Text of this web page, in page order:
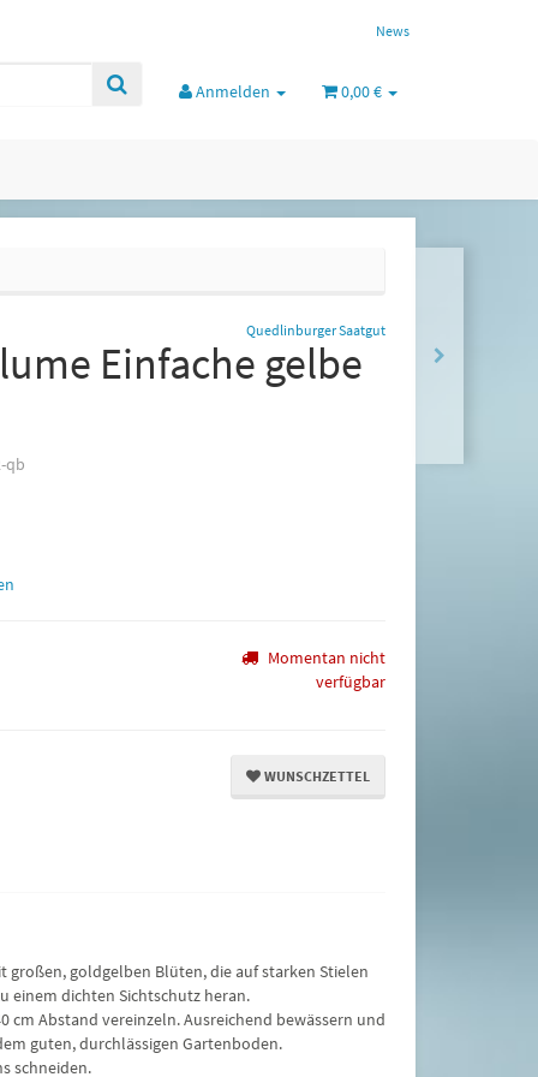
News
Anmelden 0,00 €
Quedlinburger Saatgut
Einfache gelbe
qb
Momentan nicht
verfügbar
WUNSCHZETTEL
großen, goldgelben Blüten, die auf starken Stielen
einem dichten Sichtschutz heran.
cm Abstand vereinzeln. Ausreichend bewässern und
guten, durchlässigen Gartenboden.
schneiden.